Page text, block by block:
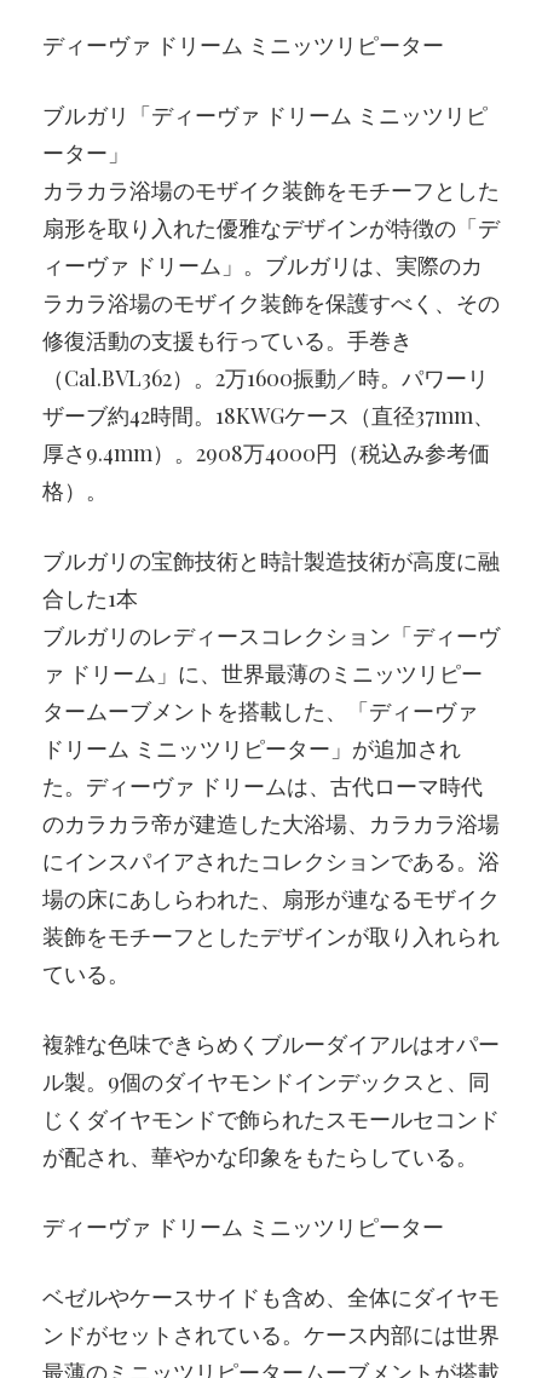
ディーヴァ ドリーム ミニッツリピーター
ブルガリ「ディーヴァ ドリーム ミニッツリピ
ーター」
カラカラ浴場のモザイク装飾をモチーフとした
扇形を取り入れた優雅なデザインが特徴の「デ
ィーヴァ ドリーム」。ブルガリは、実際のカ
ラカラ浴場のモザイク装飾を保護すべく、その
修復活動の支援も行っている。手巻き
（Cal.BVL362）。2万1600振動／時。パワーリ
ザーブ約42時間。18KWGケース（直径37mm、
厚さ9.4mm）。2908万4000円（税込み参考価
格）。
ブルガリの宝飾技術と時計製造技術が高度に融
合した1本
ブルガリのレディースコレクション「ディーヴ
ァ ドリーム」に、世界最薄のミニッツリピー
タームーブメントを搭載した、「ディーヴァ
ドリーム ミニッツリピーター」が追加され
た。ディーヴァ ドリームは、古代ローマ時代
のカラカラ帝が建造した大浴場、カラカラ浴場
にインスパイアされたコレクションである。浴
場の床にあしらわれた、扇形が連なるモザイク
装飾をモチーフとしたデザインが取り入れられ
ている。
複雑な色味できらめくブルーダイアルはオパー
ル製。9個のダイヤモンドインデックスと、同
じくダイヤモンドで飾られたスモールセコンド
が配され、華やかな印象をもたらしている。
ディーヴァ ドリーム ミニッツリピーター
ベゼルやケースサイドも含め、全体にダイヤモ
ンドがセットされている。ケース内部には世界
最薄のミニッツリピータームーブメントが搭載